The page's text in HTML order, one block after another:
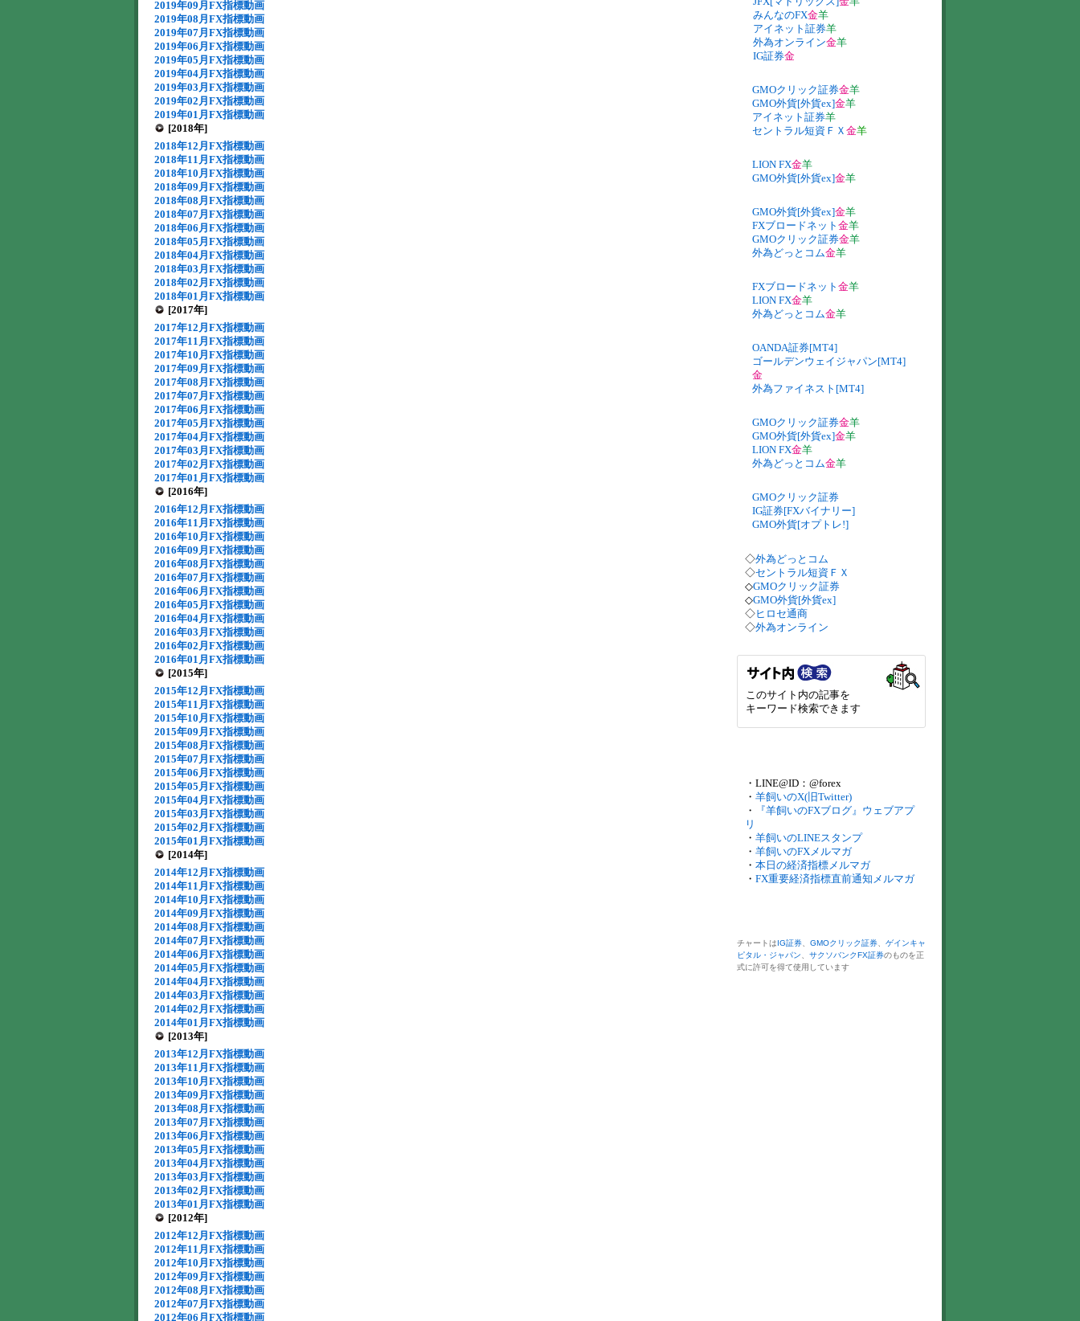
2019年09月FX指標動画
2019年08月FX指標動画
2019年07月FX指標動画
2019年06月FX指標動画
2019年05月FX指標動画
2019年04月FX指標動画
2019年03月FX指標動画
2019年02月FX指標動画
2019年01月FX指標動画
[2018年]
2018年12月FX指標動画
2018年11月FX指標動画
2018年10月FX指標動画
2018年09月FX指標動画
2018年08月FX指標動画
2018年07月FX指標動画
2018年06月FX指標動画
2018年05月FX指標動画
2018年04月FX指標動画
2018年03月FX指標動画
2018年02月FX指標動画
2018年01月FX指標動画
[2017年]
2017年12月FX指標動画
2017年11月FX指標動画
2017年10月FX指標動画
2017年09月FX指標動画
2017年08月FX指標動画
2017年07月FX指標動画
2017年06月FX指標動画
2017年05月FX指標動画
2017年04月FX指標動画
2017年03月FX指標動画
2017年02月FX指標動画
2017年01月FX指標動画
[2016年]
2016年12月FX指標動画
2016年11月FX指標動画
2016年10月FX指標動画
2016年09月FX指標動画
2016年08月FX指標動画
2016年07月FX指標動画
2016年06月FX指標動画
2016年05月FX指標動画
2016年04月FX指標動画
2016年03月FX指標動画
2016年02月FX指標動画
2016年01月FX指標動画
[2015年]
2015年12月FX指標動画
2015年11月FX指標動画
2015年10月FX指標動画
2015年09月FX指標動画
2015年08月FX指標動画
2015年07月FX指標動画
2015年06月FX指標動画
2015年05月FX指標動画
2015年04月FX指標動画
2015年03月FX指標動画
2015年02月FX指標動画
2015年01月FX指標動画
[2014年]
2014年12月FX指標動画
2014年11月FX指標動画
2014年10月FX指標動画
2014年09月FX指標動画
2014年08月FX指標動画
2014年07月FX指標動画
2014年06月FX指標動画
2014年05月FX指標動画
2014年04月FX指標動画
2014年03月FX指標動画
2014年02月FX指標動画
2014年01月FX指標動画
[2013年]
2013年12月FX指標動画
2013年11月FX指標動画
2013年10月FX指標動画
2013年09月FX指標動画
2013年08月FX指標動画
2013年07月FX指標動画
2013年06月FX指標動画
2013年05月FX指標動画
2013年04月FX指標動画
2013年03月FX指標動画
2013年02月FX指標動画
2013年01月FX指標動画
[2012年]
2012年12月FX指標動画
2012年11月FX指標動画
2012年10月FX指標動画
2012年09月FX指標動画
2012年08月FX指標動画
2012年07月FX指標動画
2012年06月FX指標動画
みんなのFX金羊
アイネット証券羊
外為オンライン金羊
IG証券金
GMOクリック証券金羊
GMO外貨[外貨ex]金羊
アイネット証券羊
セントラル短資ＦＸ 金羊
LION FX金羊
GMO外貨[外貨ex]金羊
GMO外貨[外貨ex]金羊
FXブロードネット 金羊
GMOクリック証券金羊
外為どっとコム金羊
FXブロードネット 金羊
LION FX金羊
外為どっとコム金羊
OANDA証券[MT4]
ゴールデンウェイジャパン[MT4]
金
外為ファイネスト[MT4]
GMOクリック証券金羊
GMO外貨[外貨ex]金羊
LION FX金羊
外為どっとコム金羊
GMOクリック証券
IG証券[FXバイナリー]
GMO外貨[オプトレ!]
◇外為どっとコム
◇セントラル短資ＦＸ
◇GMOクリック証券
◇GMO外貨[外貨ex]
◇ヒロセ通商
◇外為オンライン
このサイト内の記事を
キーワード検索できます
・LINE@ID：@forex
・ 羊飼いのX(旧Twitter)
・
『羊飼いのFXブログ』ウェブアプ
リ
・ 羊飼いのLINEスタンプ
・ 羊飼いのFXメルマガ
・ 本日の経済指標メルマガ
・ FX重要経済指標直前通知メルマガ
チャートはIG証券 GMOクリック証券
ゲインキャ
ピタル・ジャパン
サクソバンクFX証券のものを正
式に許可を得て使用しています